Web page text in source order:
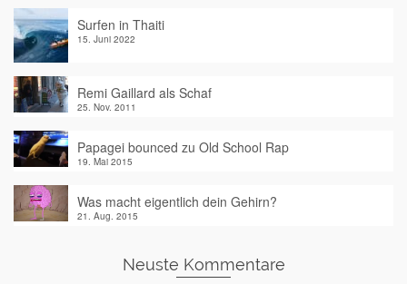
Surfen in Thaiti
15. Juni 2022
Remi Gaillard als Schaf
25. Nov. 2011
Papagei bounced zu Old School Rap
19. Mai 2015
Was macht eigentlich dein Gehirn?
21. Aug. 2015
Neuste Kommentare